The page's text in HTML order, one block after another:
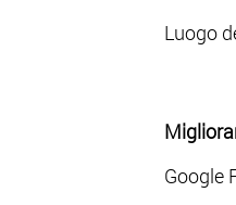
Luogo
Google